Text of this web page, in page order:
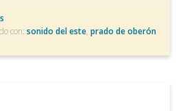
con: sonido del este, prado de oberón